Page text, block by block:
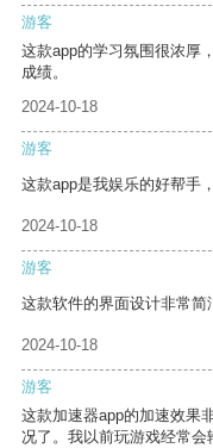
游客
这款app的学习氛围很浓厚
成绩。
2024-10-18
游客
这款app是我娱乐的好帮手
2024-10-18
游客
这款软件的界面设计非常简
2024-10-18
游客
这款加速器app的加速效果
况了。我以前玩游戏经常会